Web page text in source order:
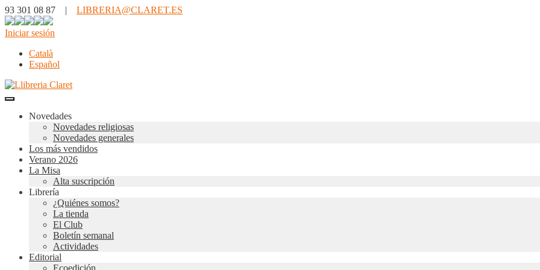
93 301 08 87 | LIBRERIA@CLARET.ES
Iniciar sesión
Català
Español
Novedades
Novedades religiosas
Novedades generales
Los más vendidos
Verano 2026
La Misa
Alta suscripción
Librería
¿Quiénes somos?
La tienda
El Club
Boletín semanal
Actividades
Editorial
Ecoedición